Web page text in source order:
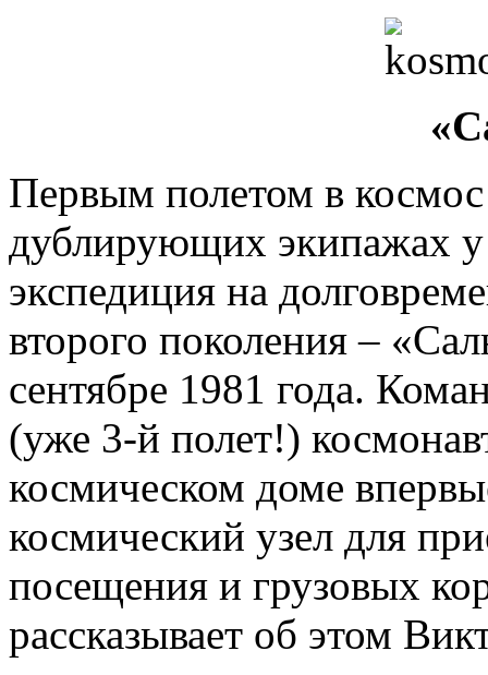
Первым полетом в космос
дублирующих экипажах
экспедиция на
второго поколения –
сентябре 1981 года.
(уже 3-й полет!)
космическом доме
космический узел для
посещения и грузовых
рассказывает об этом